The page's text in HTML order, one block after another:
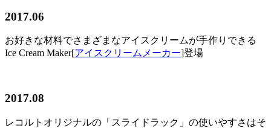
2017.06
お好きな材料でさまざまなアイスクリームが手作りできる
Ice Cream Maker[アイスクリームメーカー]登場
2017.08
レコルトオリジナルの「スライドラック」の使いやすさはそ